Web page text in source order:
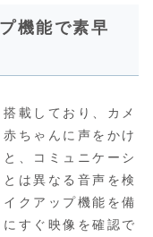
機能で素早
載しており、カメ
ちゃんに声をかけ
、コミュニケーシ
は異なる音声を検
クアップ機能を備
すぐ映像を確認で